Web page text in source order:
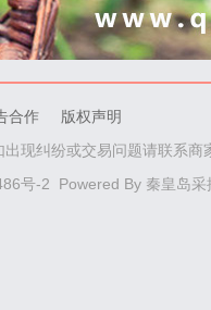
合作
版权声明
现纠纷或交易问题请联系商
号-2 Powered By 秦皇岛采